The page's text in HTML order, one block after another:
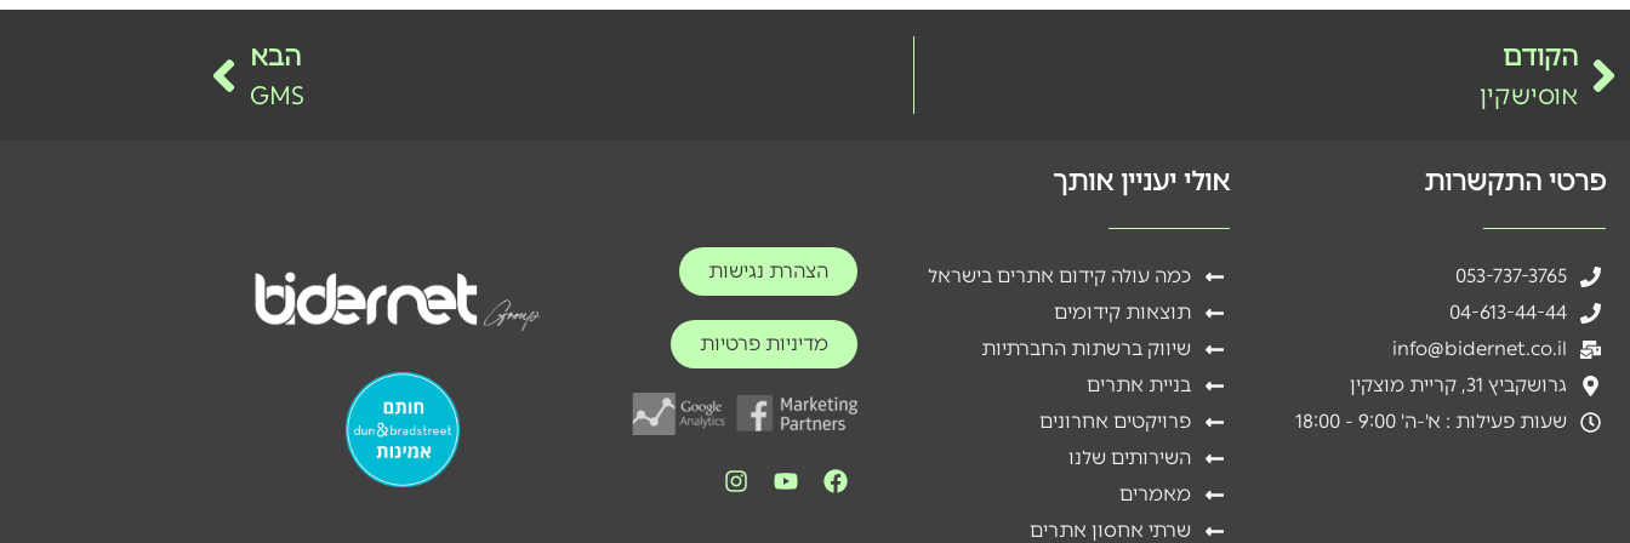
הקודם
אוסישקין
הבא
GMS
פרטי התקשרות
053-737-3765
04-613-44-44
info@bidernet.co.il
גרושקביץ 31, קריית מוצקין
שעות פעילות : א'-ה' 9:00 - 18:00
אולי יעניין אותך
כמה עולה קידום אתרים בישראל
תוצאות קידומים
שיווק ברשתות החברתיות
בניית אתרים
פרויקטים אחרונים
השירותים שלנו
מאמרים
שרתי אחסון אתרים
הצהרת נגישות
מדיניות פרטיות